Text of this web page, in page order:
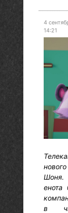
4
14:21
Шоня.
енота
в